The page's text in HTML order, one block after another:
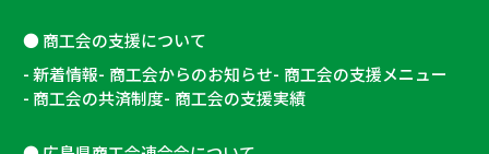
商工会の支援について
新着情報 商工会からのお知らせ 商工会の支援メニュー
商工会の共済制度 商工会の支援実績